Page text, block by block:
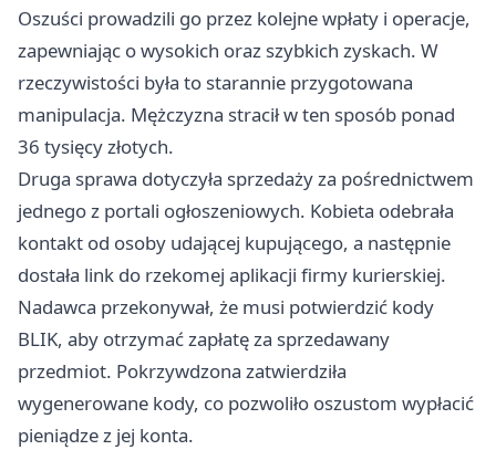
Oszuści prowadzili go przez kolejne wpłaty i operacje,
zapewniając o wysokich oraz szybkich zyskach. W
rzeczywistości była to starannie przygotowana
manipulacja. Mężczyzna stracił w ten sposób ponad
36 tysięcy złotych.
Druga sprawa dotyczyła sprzedaży za pośrednictwem
jednego z portali ogłoszeniowych. Kobieta odebrała
kontakt od osoby udającej kupującego, a następnie
dostała link do rzekomej aplikacji firmy kurierskiej.
Nadawca przekonywał, że musi potwierdzić kody
BLIK, aby otrzymać zapłatę za sprzedawany
przedmiot. Pokrzywdzona zatwierdziła
wygenerowane kody, co pozwoliło oszustom wypłacić
pieniądze z jej konta.